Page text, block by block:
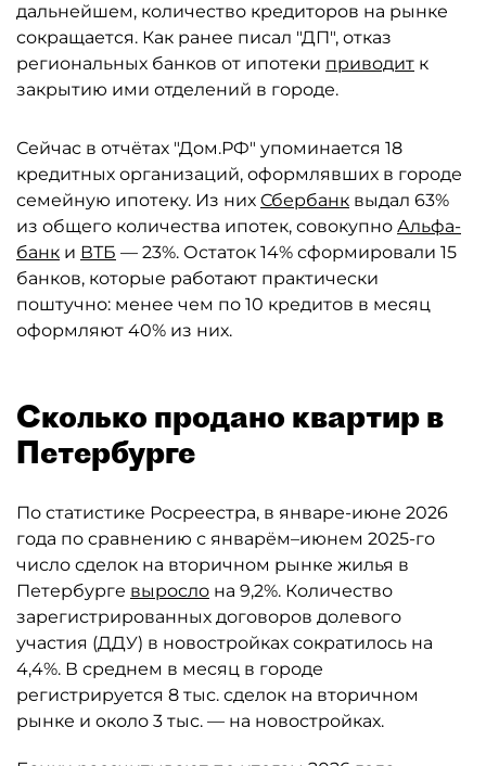
дальнейшем, количество кредиторов на рынке
сокращается. Как ранее писал "ДП", отказ
региональных банков от ипотеки приводит к
закрытию ими отделений в городе.
Сейчас в отчётах "Дом.РФ" упоминается 18
кредитных организаций, оформлявших в городе
семейную ипотеку. Из них Сбербанк выдал 63%
из общего количества ипотек, совокупно Альфа-
банк и ВТБ — 23%. Остаток 14% сформировали 15
банков, которые работают практически
поштучно: менее чем по 10 кредитов в месяц
оформляют 40% из них.
Сколько продано квартир в
Петербурге
По статистике Росреестра, в январе-июне 2026
года по сравнению с январём–июнем 2025-го
число сделок на вторичном рынке жилья в
Петербурге выросло на 9,2%. Количество
зарегистрированных договоров долевого
участия (ДДУ) в новостройках сократилось на
4,4%. В среднем в месяц в городе
регистрируется 8 тыс. сделок на вторичном
рынке и около 3 тыс. — на новостройках.